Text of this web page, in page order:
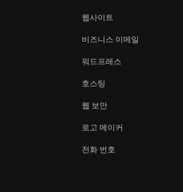
웹사이트
비즈니스 이메일
워드프레스
호스팅
웹 보안
로고 메이커
전화 번호